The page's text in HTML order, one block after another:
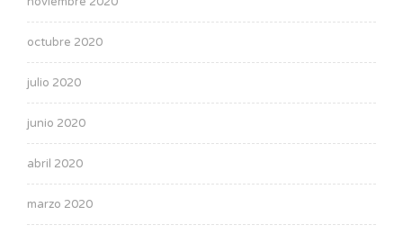
octubre 2020
julio 2020
junio 2020
abril 2020
marzo 2020